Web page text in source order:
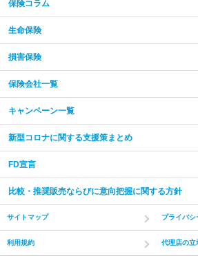
保険コラム
生命保険
損害保険
保険会社一覧
キャンペーン一覧
新型コロナに関する支援策まとめ
FD宣言
比較・推奨販売ならびに意向把握に関する方針
サイトマップ プライバシ
利用規約 代理店の立